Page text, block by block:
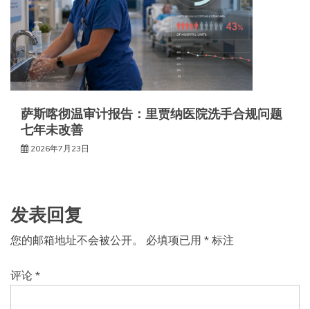
萨斯喀彻温审计报告：里贾纳医院洗手合规问题
七年未改善
2026年7月23日
发表回复
您的邮箱地址不会被公开。 必填项已用 * 标注
评论 *